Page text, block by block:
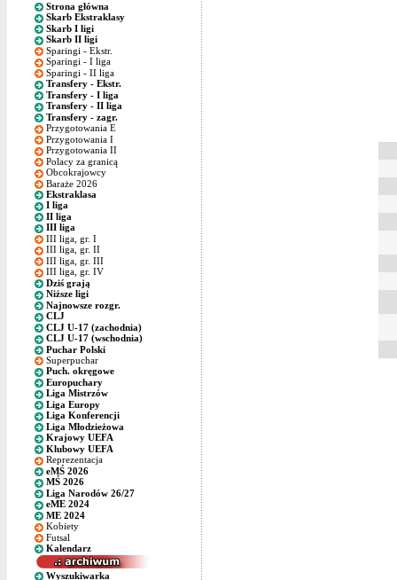
Strona główna
Skarb Ekstraklasy
Skarb I ligi
Skarb II ligi
Sparingi - Ekstr.
Sparingi - I liga
Sparingi - II liga
Transfery - Ekstr.
Transfery - I liga
Transfery - II liga
Transfery - zagr.
Przygotowania E
Przygotowania I
Przygotowania II
Polacy za granicą
Obcokrajowcy
Baraże 2026
Ekstraklasa
I liga
II liga
III liga
III liga, gr. I
III liga, gr. II
III liga, gr. III
III liga, gr. IV
Dziś grają
Niższe ligi
Najnowsze rozgr.
CLJ
CLJ U-17 (zachodnia)
CLJ U-17 (wschodnia)
Puchar Polski
Superpuchar
Puch. okręgowe
Europuchary
Liga Mistrzów
Liga Europy
Liga Konferencji
Liga Młodzieżowa
Krajowy UEFA
Klubowy UEFA
Reprezentacja
eMŚ 2026
MŚ 2026
Liga Narodów 26/27
eME 2024
ME 2024
Kobiety
Futsal
Kalendarz
Wyszukiwarka